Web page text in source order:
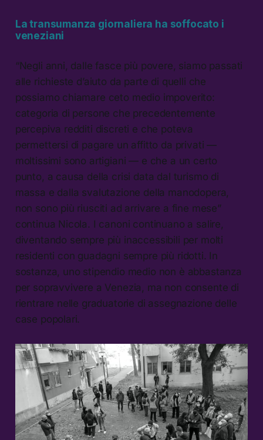
La transumanza giornaliera ha soffocato i
veneziani
“Negli anni, dalle fasce più povere, siamo passati
alle richieste d’aiuto da parte di quelli che
possiamo chiamare ceto medio impoverito:
categoria di persone che precedentemente
percepiva redditi discreti e che poteva
permettersi di pagare un affitto da privati —
moltissimi sono artigiani — e che a un certo
punto, a causa della crisi data dal turismo di
massa e dalla svalutazione della manodopera,
non sono più riusciti ad arrivare a fine mese”
continua Nicola. I canoni continuano a salire,
diventando sempre più inaccessibili per molti
residenti con guadagni sempre più ridotti. In
sostanza, uno stipendio medio non è abbastanza
per sopravvivere a Venezia, ma non consente di
rientrare nelle graduatorie di assegnazione delle
case popolari.